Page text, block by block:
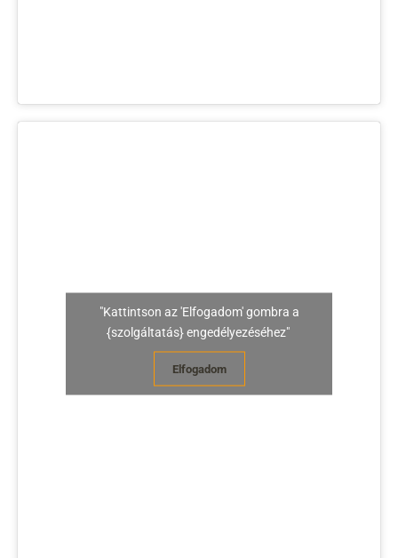
"Kattintson az 'Elfogadom' gombra a
{szolgáltatás} engedélyezéséhez"
Elfogadom